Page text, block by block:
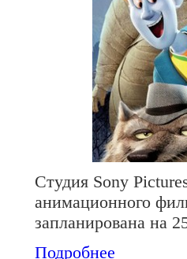
Студия Sony
анимационного
запланирована на
Подробнее